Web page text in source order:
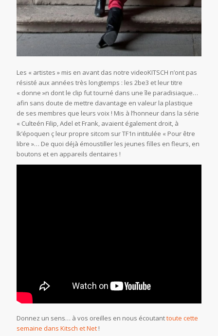
Les « artistes » mis en avant das notre videoKITSCH n’ont pas
résisté aux années très longtemps : les 2be3 et leur titre
« donne »n dont le clip fut tourné dans une île paradisiaque…
afin sans doute de mettre davantage en valeur la plastique
de ses membres que leurs voix ! Mis à l’honneur dans la série
« Culteén Filip, Adel et Frank, avaient également droit, à
lk’époquen ç leur propre sitcom sur TF1n intitulée « Pour être
libre »… De quoi déjà émoustiller les jeunes filles en fleurs, en
boutons et en appareils dentaires !
Donnez un sens… à vos oreilles en nous écoutanttoute cette
semaine dans Kitsch et Net!